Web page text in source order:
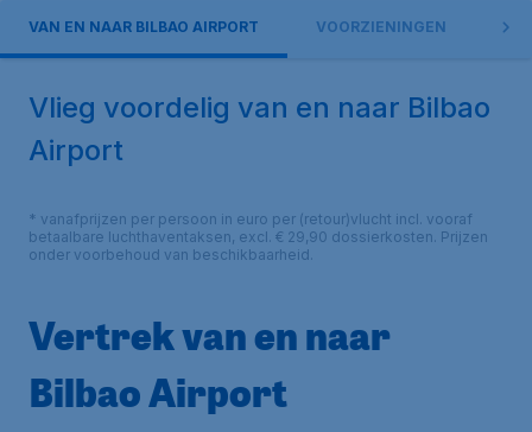
VAN EN NAAR BILBAO AIRPORT VOORZIENINGEN
Vlieg voordelig van en naar Bilbao
Airport
* vanafprijzen per persoon in euro per (retour)vlucht incl. vooraf
betaalbare luchthaventaksen, excl. € 29,90 dossierkosten. Prijzen
onder voorbehoud van beschikbaarheid.
Vertrek van en naar
Bilbao Airport